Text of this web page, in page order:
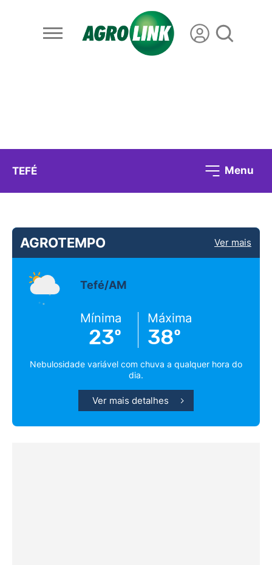
TEFÉ Menu
AGROTEMPO Ver mais
Tefé/AM
Mínima
23º
Máxima
38º
Nebulosidade variável com chuva a qualquer hora do
dia.
Ver mais detalhes